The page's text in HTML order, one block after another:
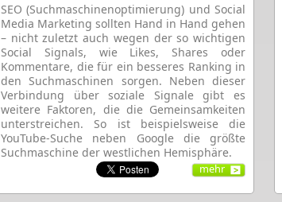
SEO (Suchmaschinenoptimierung) und Social
Media Marketing sollten Hand in Hand gehen
– nicht zuletzt auch wegen der so wichtigen
Social Signals, wie Likes, Shares oder
Kommentare, die für ein besseres Ranking in
den Suchmaschinen sorgen. Neben dieser
Verbindung über soziale Signale gibt es
weitere Faktoren, die die Gemeinsamkeiten
unterstreichen. So ist beispielsweise die
YouTube-Suche neben Google die größte
Suchmaschine der westlichen Hemisphäre.
mehr